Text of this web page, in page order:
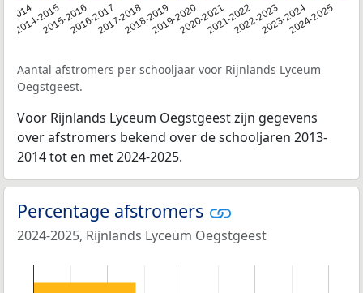
2014
2014-20152015-20162016-20172017-20182018-20192019-20202020-20212021-20222022-20232023-20242024-2025
Aantal afstromers per schooljaar voor Rijnlands Lyceum
Oegstgeest.
Voor Rijnlands Lyceum Oegstgeest zijn gegevens
over afstromers bekend over de schooljaren 2013-
2014 tot en met 2024-2025.
Percentage afstromers
2024-2025, Rijnlands Lyceum Oegstgeest